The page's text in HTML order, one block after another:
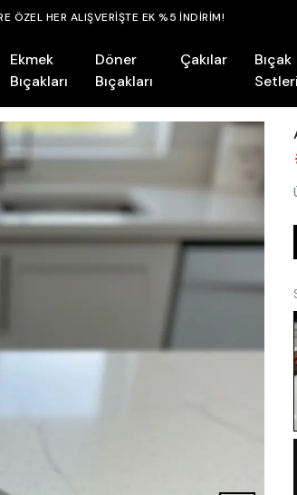
ÖZEL HER ALIŞVERİŞTE EK %5 İNDİRİM!
Ekmek
Bıçakları
Döner
Bıçakları
Çakılar
Bıçak
Setleri